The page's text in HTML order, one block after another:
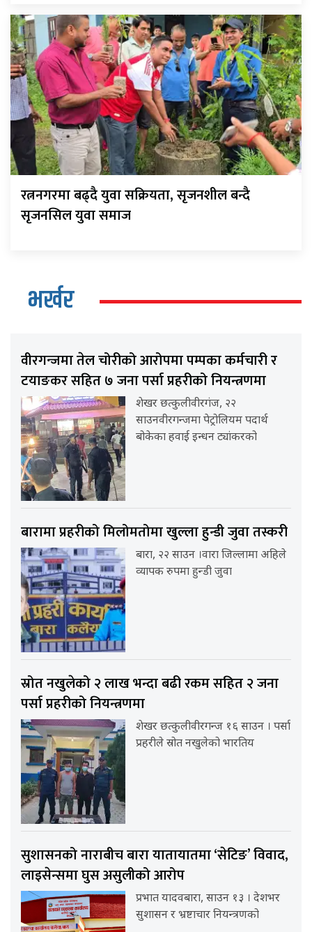
रत्ननगरमा बढ्दै युवा सक्रियता, सृजनशील बन्दै
सृजनसिल युवा समाज
भर्खर
वीरगन्जमा तेल चोरीको आरोपमा पम्पका कर्मचारी र
टयाङकर सहित ७ जना पर्सा प्रहरीको नियन्त्रणमा
शेखर छत्कुलीवीरगंज, २२
साउनवीरगन्जमा पेट्रोलियम पदार्थ
बोकेका हवाई इन्धन ट्यांकरको
बारामा प्रहरीको मिलोमतोमा खुल्ला हुन्डी जुवा तस्करी
बारा, २२ साउन ।वारा जिल्लामा अहिले
व्यापक रुपमा हुन्डी जुवा
स्रोत नखुलेको २ लाख भन्दा बढी रकम सहित २ जना
पर्सा प्रहरीको नियन्त्रणमा
शेखर छत्कुलीवीरगन्ज १६ साउन । पर्सा
प्रहरीले स्रोत नखुलेको भारतिय
सुशासनको नाराबीच बारा यातायातमा ‘सेटिङ’ विवाद,
लाइसेन्समा घुस असुलीको आरोप
प्रभात यादवबारा, साउन १३ । देशभर
सुशासन र भ्रष्टाचार नियन्त्रणको